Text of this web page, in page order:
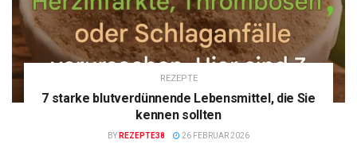
REZEPTE
7 starke blutverdünnende Lebensmittel, die Sie
kennen sollten
BY REZEPTE38 26 FEBRUAR 2026